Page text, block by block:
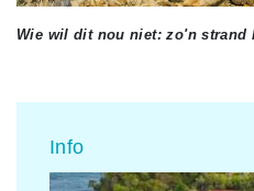
Wie wil dit nou niet: zo'n strand
Info